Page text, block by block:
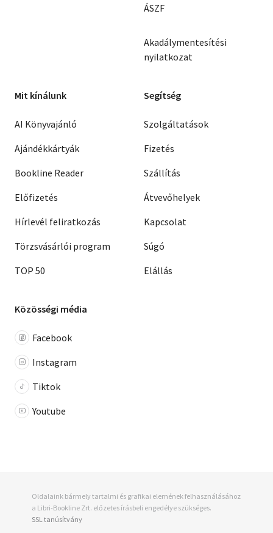
ÁSZF
Akadálymentesítési
nyilatkozat
Mit kínálunk
AI Könyvajánló
Ajándékkártyák
Bookline Reader
Előfizetés
Hírlevél feliratkozás
Törzsvásárlói program
TOP 50
Segítség
Szolgáltatások
Fizetés
Szállítás
Átvevőhelyek
Kapcsolat
Súgó
Elállás
Közösségi média
Facebook
Instagram
Tiktok
Youtube
Oldalaink bármely tartalmi és grafikai elemének felhasználásához
a Libri-Bookline Zrt. előzetes írásbeli engedélye szükséges.
SSL tanúsítvány